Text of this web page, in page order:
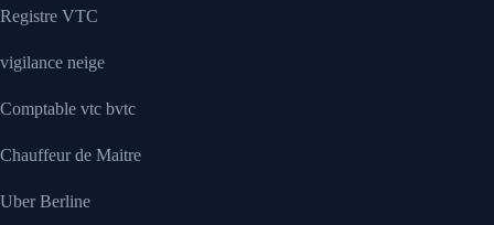
Registre VTC
vigilance neige
Comptable vtc bvtc
Chauffeur de Maitre
Uber Berline